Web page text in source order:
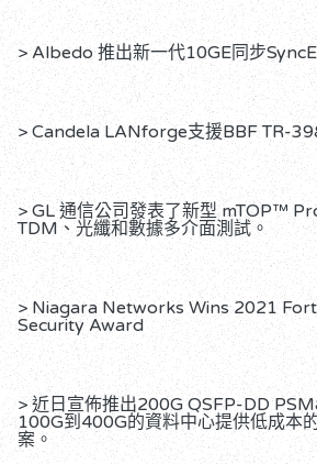
> Albedo 推出新一代10GE同步
> Candela LANforge支援BBF TR-
> GL 通信公司發表了新型 mTOP™
TDM、光纖和數據多介面測試。
> Niagara Networks Wins 2021
Security Award
> 近日宣佈推出200G QSFP-DD
100G到400G的資料中心提供低成本
案。